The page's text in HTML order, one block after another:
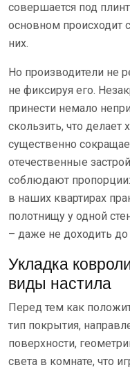
совершается под
основном происходит
них.
Но производители не
не фиксируя его.
принести немало
скользить, что делает
существенно
отечественные
соблюдают
в наших квартирах
полотнищу у одной
– даже не доходить до
Укладка
виды настила
Перед тем как
тип покрытия,
поверхности,
света в комнате, что